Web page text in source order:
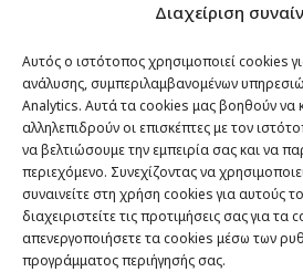
Διαχείριση
Αυτός ο ιστότοπος χρησιμοποιεί cookies
ανάλυσης, συμπεριλαμβανομένων
Analytics. Αυτά τα cookies μας βοηθούν να
αλληλεπιδρούν οι επισκέπτες με τον
να βελτιώσουμε την εμπειρία σας και να
περιεχόμενο. Συνεχίζοντας να
συναινείτε στη χρήση cookies για αυτούς
διαχειριστείτε τις προτιμήσεις σας για τα
απενεργοποιήσετε τα cookies μέσω των
προγράμματος περιήγησής σας.
Passenger στον κόσμο
TRAVEL NEWS
Οργάνωσε το ταξίδι σου
CITY and CULTURE